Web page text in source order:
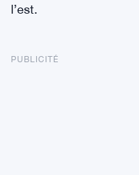
l’est.
PUBLICITÉ